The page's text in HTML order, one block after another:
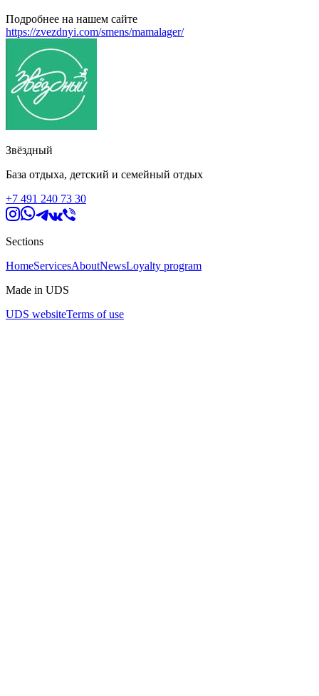
Подробнее на нашем сайте
https://zvezdnyi.com/smens/mamalager/
Звёздный
База отдыха, детский и семейный отдых
+7 491 240 73 30
Sections
HomeServicesAboutNewsLoyalty program
Made in UDS
UDS websiteTerms of use